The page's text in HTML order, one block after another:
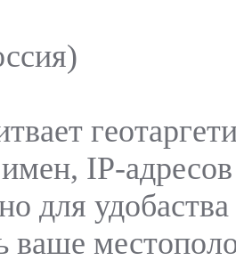
IP-адресов
для
ваше